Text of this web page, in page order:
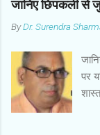
जानिए छिपकली
ByDr. Surendra
पर